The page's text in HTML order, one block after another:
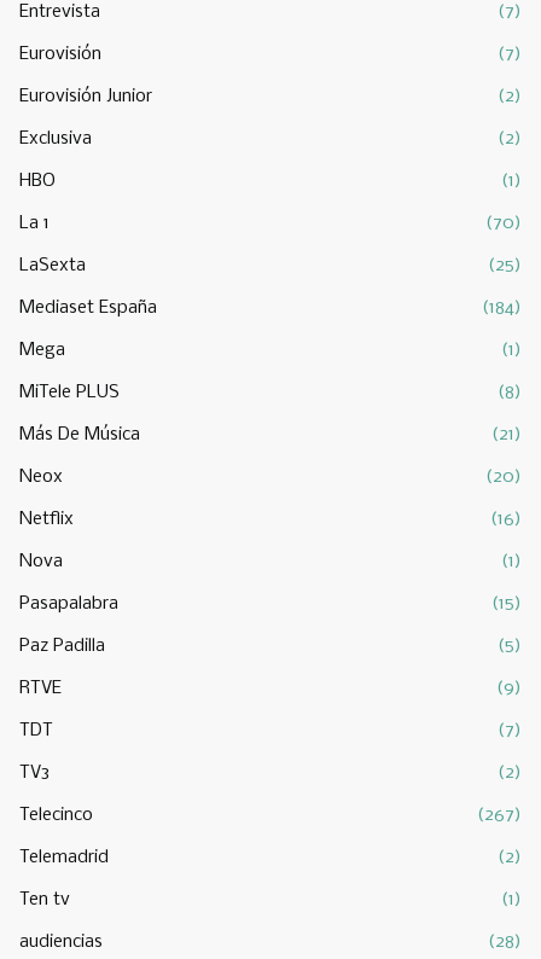
Entrevista (7)
Eurovisión (7)
Eurovisión Junior (2)
Exclusiva (2)
HBO (1)
La 1 (70)
LaSexta (25)
Mediaset España (184)
Mega (1)
MiTele PLUS (8)
Más De Música (21)
Neox (20)
Netflix (16)
Nova (1)
Pasapalabra (15)
Paz Padilla (5)
RTVE (9)
TDT (7)
TV3 (2)
Telecinco (267)
Telemadrid (2)
Ten tv (1)
audiencias (28)